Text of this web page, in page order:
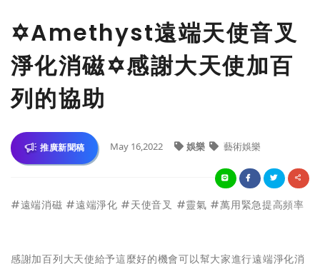
✡Amethyst遠端天使音叉
淨化消磁✡感謝大天使加百
列的協助
推廣新聞稿 May 16,2022 娛樂 藝術娛樂
#遠端消磁 #遠端淨化 #天使音叉 #靈氣 #萬用緊急提高頻率
感謝加百列大天使給予這麼好的機會可以幫大家進行遠端淨化消